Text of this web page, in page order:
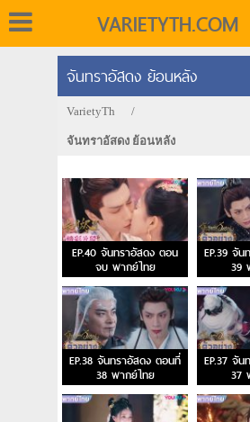
VARIETYTH.COM
จันทราอัสดง ย้อนหลัง
VarietyTh /
จันทราอัสดง ย้อนหลัง
EP.40 จันทราอัสดง ตอน
จบ พากย์ไทย
EP.39 จั
39
EP.38 จันทราอัสดง ตอนที่
38 พากย์ไทย
EP.37 จั
37